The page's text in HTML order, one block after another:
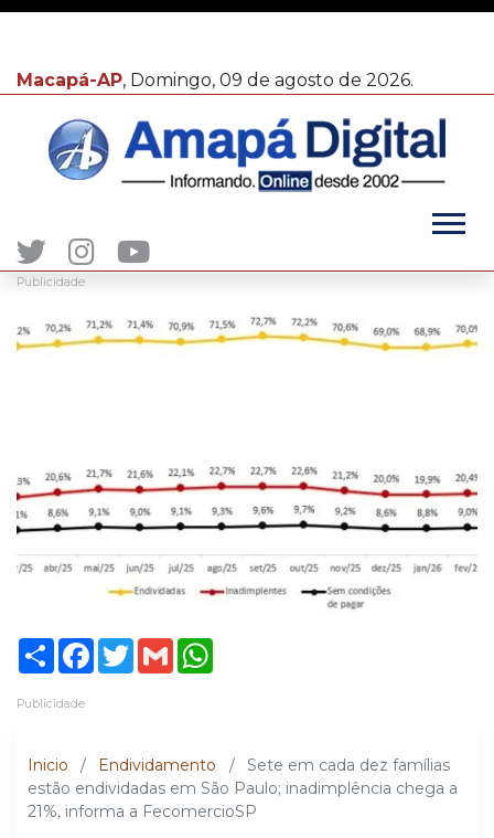
Macapá-AP, Domingo, 09 de agosto de 2026.
Publicidade
ShareFacebook
TwitterGmail
Publicidade
Inicio / Endividamento /
Sete em cada dez famílias
estão endividadas em São Paulo; inadimplência chega a
21%, informa a FecomercioSP